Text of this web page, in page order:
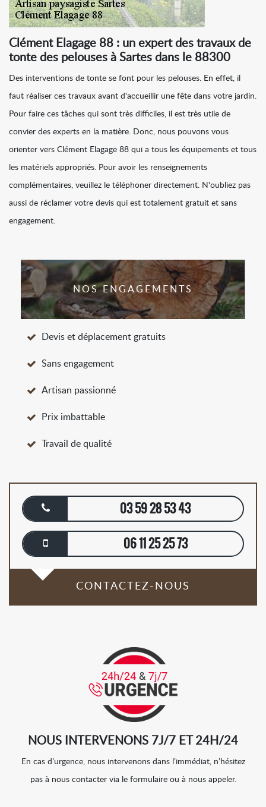
Clément Elagage 88 : un expert des travaux de
tonte des pelouses à Sartes dans le 88300
Des interventions de tonte se font pour les pelouses. En effet, il
faut réaliser ces travaux avant d'accueillir une fête dans votre jardin.
Pour faire ces tâches qui sont très difficiles, il est très utile de
convier des experts en la matière. Donc, nous pouvons vous
orienter vers Clément Elagage 88 qui a tous les équipements et tous
les matériels appropriés. Pour avoir les renseignements
complémentaires, veuillez le téléphoner directement. N'oubliez pas
aussi de réclamer votre devis qui est totalement gratuit et sans
engagement.
NOS ENGAGEMENTS
Devis et déplacement gratuits
Sans engagement
Artisan passionné
Prix imbattable
Travail de qualité
03 59 28 53 43
06 11 25 25 73
CONTACTEZ-NOUS
NOUS INTERVENONS 7J/7 ET 24H/24
En cas d’urgence, nous intervenons dans l’immédiat, n’hésitez
pas à nous contacter via le formulaire ou à nous appeler.